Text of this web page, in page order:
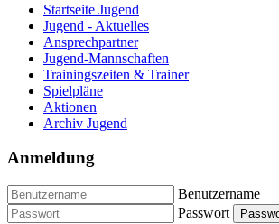
Startseite Jugend
Jugend - Aktuelles
Ansprechpartner
Jugend-Mannschaften
Trainingszeiten & Trainer
Spielpläne
Aktionen
Archiv Jugend
Anmeldung
Benutzername
Passwort